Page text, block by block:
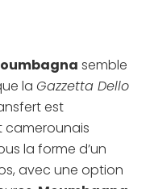
semble
la Gazzetta Dello
est
camerounais
la forme d’un
avec une option